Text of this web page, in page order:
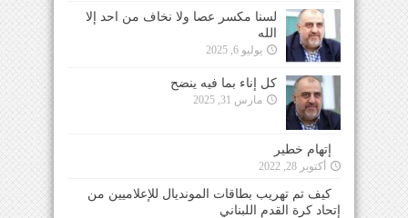
لسنا مكسر عصا ولا نخاف من احد إلا
الله
يوليو 6, 2025
كل إناء بما فيه ينضح
مارس 31, 2025
إتهام خطير
أكتوبر 28, 2022
كيف تم تهريب بطاقات المونديال للإعلاميين من
إتحاد كرة القدم اللبناني